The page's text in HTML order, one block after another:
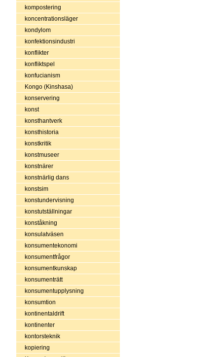
kompostering
koncentrationsläger
kondylom
konfektionsindustri
konflikter
konfliktspel
konfucianism
Kongo (Kinshasa)
konservering
konst
konsthantverk
konsthistoria
konstkritik
konstmuseer
konstnärer
konstnärlig dans
konstsim
konstundervisning
konstutställningar
konståkning
konsulatväsen
konsumentekonomi
konsumentfrågor
konsumentkunskap
konsumenträtt
konsumentupplysning
konsumtion
kontinentaldrift
kontinenter
kontorsteknik
kopiering